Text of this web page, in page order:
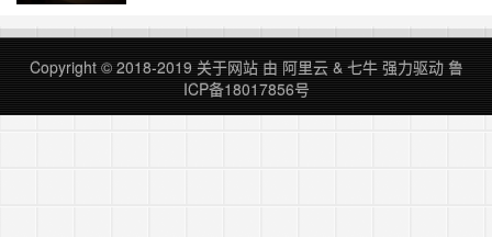
Copyright © 2018-2019 关于网站由 阿里云& 七牛 强力驱动 鲁
ICP备18017856号